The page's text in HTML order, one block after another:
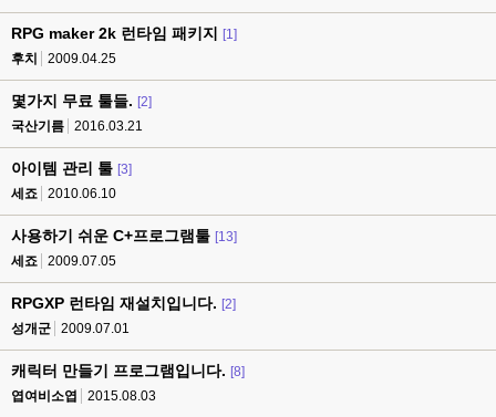
RPG maker 2k 런타임 패키지
[1]
후치
2009.04.25
몇가지 무료 툴들. [2]
국산기름
2016.03.21
아이템 관리 툴 [3]
세죠
2010.06.10
사용하기 쉬운 C+프로그램툴 [13]
세죠
2009.07.05
RPGXP 런타임 재설치입니다. [2]
성개군
2009.07.01
캐릭터 만들기 프로그램입니다. [8]
엽여비소엽
2015.08.03